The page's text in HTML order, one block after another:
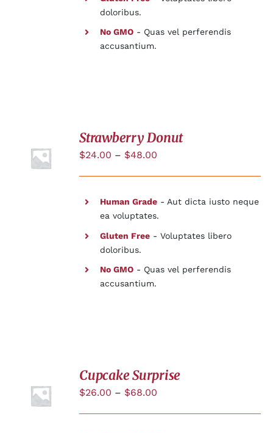
doloribus.
No GMO- Quas vel perferendis
accusantium.
DÉTAILS
Strawberry Donut
$24.00 – $48.00
Human Grade- Aut dicta iusto neque
ea voluptates.
Gluten Free- Voluptates libero
doloribus.
No GMO- Quas vel perferendis
accusantium.
DÉTAILS
Cupcake Surprise
$26.00 – $68.00